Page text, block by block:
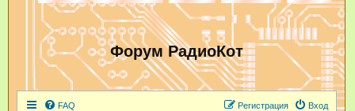
Форум РадиоКот
FAQ Вход
Регистрация